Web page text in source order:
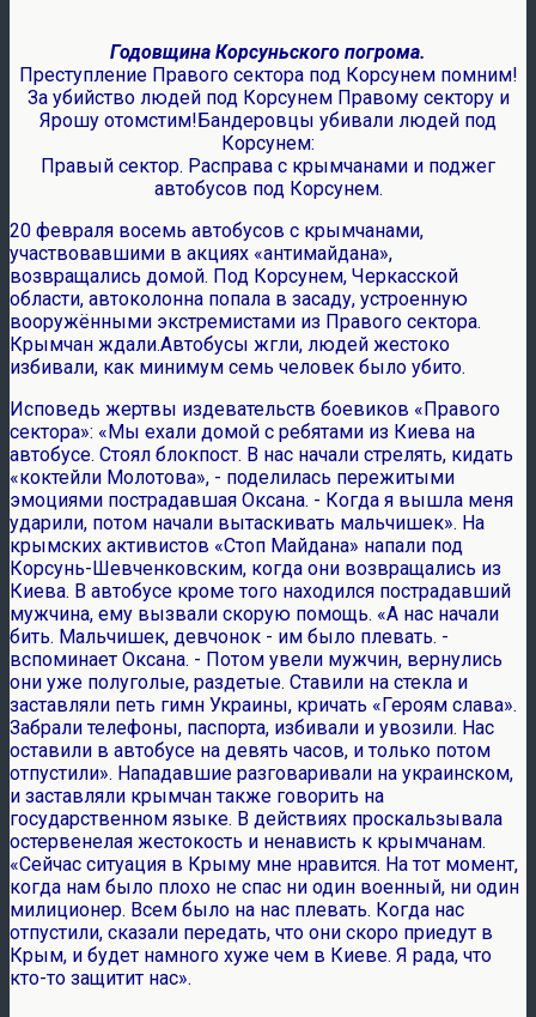
Годовщина Корсуньского погрома.
Преступление Правого сектора под Корсунем помним!
За убийство людей под Корсунем Правому сектору и
Ярошу отомстим!Бандеровцы убивали людей под
Корсунем:
Правый сектор. Расправа с крымчанами и поджег
автобусов под Корсунем.
20 февраля восемь автобусов с крымчанами,
участвовавшими в акциях «антимайдана»,
возвращались домой. Под Корсунем, Черкасской
области, автоколонна попала в засаду, устроенную
вооружёнными экстремистами из Правого сектора.
Крымчан ждали.Автобусы жгли, людей жестоко
избивали, как минимум семь человек было убито.
Исповедь жертвы издевательств боевиков «Правого
сектора»: «Мы ехали домой с ребятами из Киева на
автобусе. Стоял блокпост. В нас начали стрелять, кидать
«коктейли Молотова», - поделилась пережитыми
эмоциями пострадавшая Оксана. - Когда я вышла меня
ударили, потом начали вытаскивать мальчишек». На
крымских активистов «Стоп Майдана» напали под
Корсунь-Шевченковским, когда они возвращались из
Киева. В автобусе кроме того находился пострадавший
мужчина, ему вызвали скорую помощь. «А нас начали
бить. Мальчишек, девчонок - им было плевать. -
вспоминает Оксана. - Потом увели мужчин, вернулись
они уже полуголые, раздетые. Ставили на стекла и
заставляли петь гимн Украины, кричать «Героям слава».
Забрали телефоны, паспорта, избивали и увозили. Нас
оставили в автобусе на девять часов, и только потом
отпустили». Нападавшие разговаривали на украинском,
и заставляли крымчан также говорить на
государственном языке. В действиях проскальзывала
остервенелая жестокость и ненависть к крымчанам.
«Сейчас ситуация в Крыму мне нравится. На тот момент,
когда нам было плохо не спас ни один военный, ни один
милиционер. Всем было на нас плевать. Когда нас
отпустили, сказали передать, что они скоро приедут в
Крым, и будет намного хуже чем в Киеве. Я рада, что
кто-то защитит нас».